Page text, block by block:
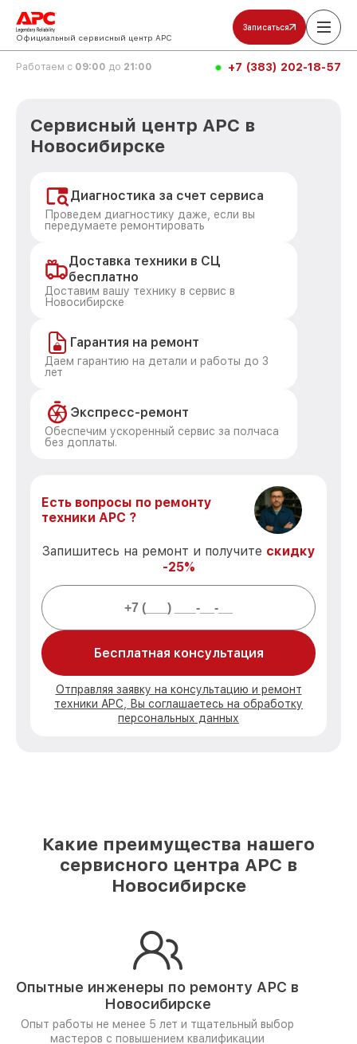
Официальный сервисный центр APC
Записаться
Работаем с 09:00 до 21:00 +7 (383) 202-18-57
Сервисный центр APC в
Новосибирске
Диагностика за счет сервиса
Проведем диагностику даже, если вы
передумаете ремонтировать
Доставка техники в СЦ
бесплатно
Доставим вашу технику в сервис в
Новосибирске
Гарантия на ремонт
Даем гарантию на детали и работы до 3
лет
Экспресс-ремонт
Обеспечим ускоренный сервис за полчаса
без доплаты.
Есть вопросы по ремонту
техники APC ?
Запишитесь на ремонт и получите скидку
-25%
Бесплатная консультация
Отправляя заявку на консультацию и ремонт
техники APC, Вы соглашаетесь на обработку
персональных данных
Какие преимущества нашего
сервисного центра APC в
Новосибирске
Опытные инженеры по ремонту APC в
Новосибирске
Опыт работы не менее 5 лет и тщательный выбор
мастеров с повышением квалификации